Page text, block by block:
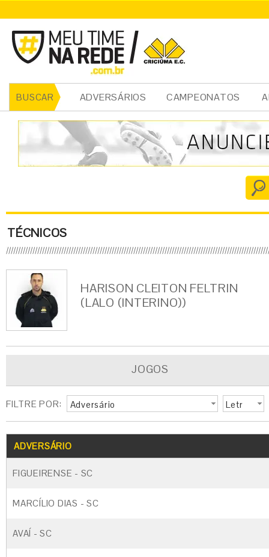
BUSCAR ADVERSÁRIOS CAMPEONATOS
TÉCNICOS
HARISON CLEITON FELTRIN
(LALO (INTERINO))
JOGOS
FILTRE POR: Adversário
Letr
ADVERSÁRIO
FIGUEIRENSE - SC
MARCÍLIO DIAS - SC
AVAÍ - SC